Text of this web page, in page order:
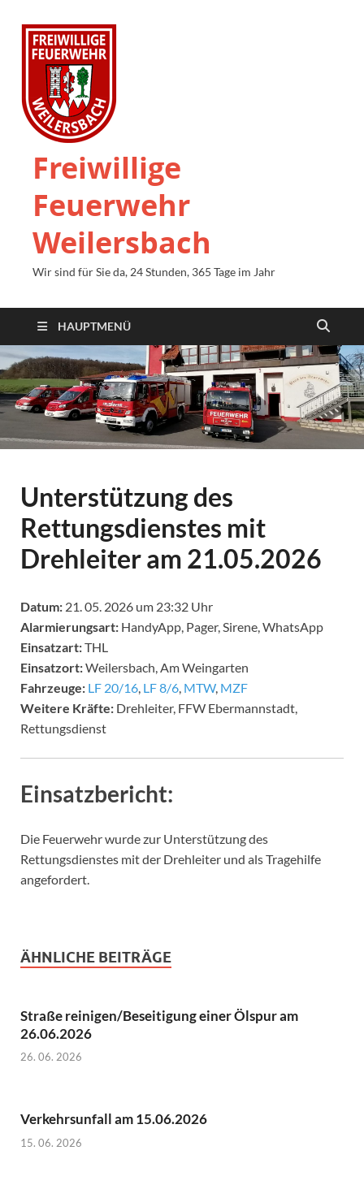
Freiwillige
Feuerwehr
Weilersbach
Wir sind für Sie da, 24 Stunden, 365 Tage im Jahr
HAUPTMENÜ
Unterstützung des
Rettungsdienstes mit
Drehleiter am 21.05.2026
Datum: 21. 05. 2026 um 23:32 Uhr
Alarmierungsart: HandyApp, Pager, Sirene, WhatsApp
Einsatzart:THL
Einsatzort:Weilersbach, Am Weingarten
Fahrzeuge: LF 20/16 LF 8/6 MTW, MZF
Weitere Kräfte: Drehleiter, FFW Ebermannstadt,
Rettungsdienst
Einsatzbericht:
Die Feuerwehr wurde zur Unterstützung des
Rettungsdienstes mit der Drehleiter und als Tragehilfe
angefordert.
ÄHNLICHE BEITRÄGE
Straße reinigen/Beseitigung einer Ölspur am
26.06.2026
26. 06. 2026
Verkehrsunfall am 15.06.2026
15. 06. 2026